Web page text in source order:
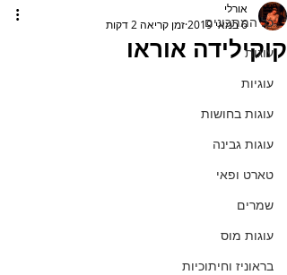
כל המתכונים
עוגות
עוגיות
עוגות בחושות
עוגות גבינה
טארט ופאי
שמרים
עוגות מוס
בראוניז וחיתוכיות
קוקילידה אוראו
אורלי
6 במאי 2019
זמן קריאה 2 דקות